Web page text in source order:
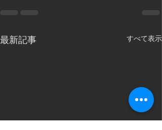
最新記事 すべて表示